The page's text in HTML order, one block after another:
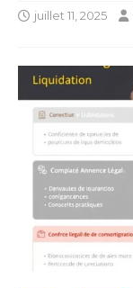
juillet 11, 2025